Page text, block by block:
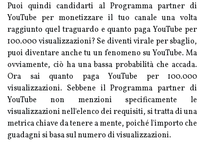
Puoi quindi candidarti al Programma partner di
YouTube per monetizzare il tuo canale una volta
raggiunto quel traguardo e quanto paga YouTube per
100.000 visualizzazioni? Se diventi virale per sbaglio,
puoi diventare anche tu un fenomeno su YouTube. Ma
ovviamente, ciò ha una bassa probabilità che accada.
Ora sai quanto paga YouTube per 100.000
visualizzazioni. Sebbene il Programma partner di
YouTube non menzioni specificamente le
visualizzazioni nell'elenco dei requisiti, si tratta di una
metrica chiave da tenere a mente, poiché l'importo che
guadagni si basa sul numero di visualizzazioni.